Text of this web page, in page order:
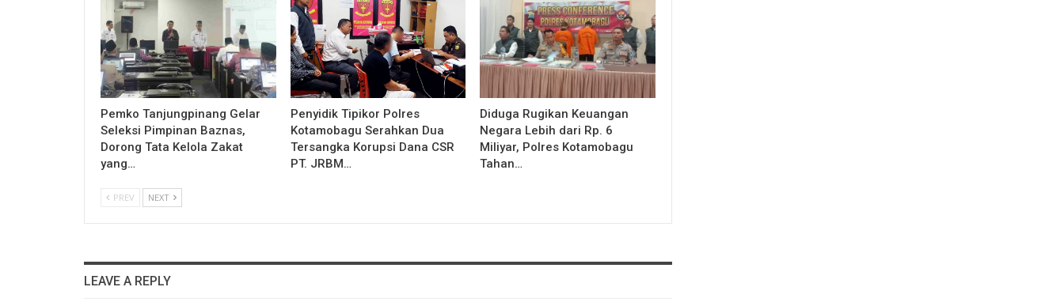
Pemko Tanjungpinang Gelar
Seleksi Pimpinan Baznas,
Dorong Tata Kelola Zakat
yang…
Penyidik Tipikor Polres
Kotamobagu Serahkan Dua
Tersangka Korupsi Dana CSR
PT. JRBM…
Diduga Rugikan Keuangan
Negara Lebih dari Rp. 6
Miliyar, Polres Kotamobagu
Tahan…
PREV NEXT
LEAVE A REPLY